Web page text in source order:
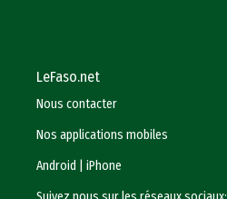
LeFaso.net
Nous contacter
Nos applications mobiles
Android
|iPhone